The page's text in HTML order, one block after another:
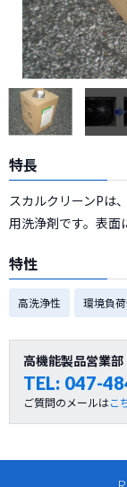
特長
スカルクリーンPは
用洗浄剤です。表面
特性
高洗浄性 環境負
高機能製品営業部
TEL: 047-
ご質問のメールはこ